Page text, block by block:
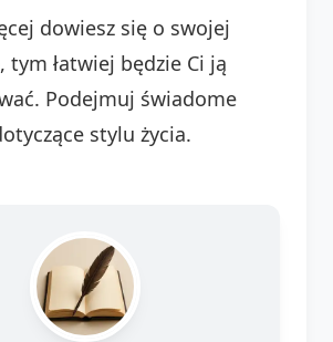
dowiesz się o swojej
tym łatwiej będzie Ci ją
Podejmuj świadome
stylu życia.